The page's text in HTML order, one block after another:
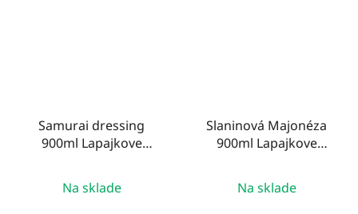
Samurai dressing
900ml Lapajkove
Na sklade
Slaninová Majonéza
900ml Lapajkove
Na sklade